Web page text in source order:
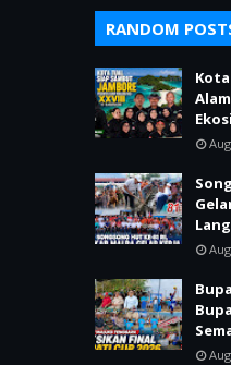
RANDOM